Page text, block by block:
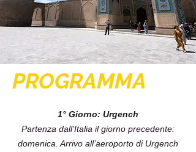
PROGRAMMA
1° Giorno: Urgench
Partenza dall'Italia il giorno precedente:
domenica. Arrivo all’aeroporto di Urgench